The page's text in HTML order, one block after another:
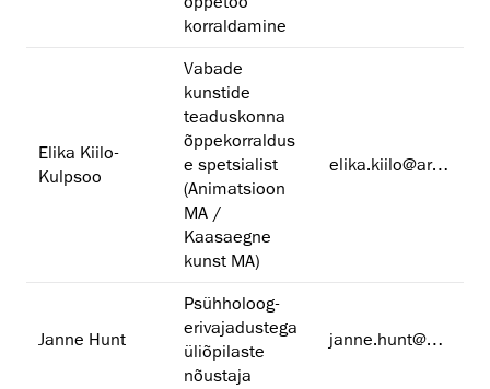
korraldamine
Elika Kiilo-
Kulpsoo
Vabade
kunstide
teaduskonna
õppekorraldus
e spetsialist
(Animatsioon
MA /
Kaasaegne
kunst MA)
elika.kiilo@artun.ee
Janne Hunt
Psühholoog-
erivajadustega
üliõpilaste
nõustaja
janne.hunt@artun.ee